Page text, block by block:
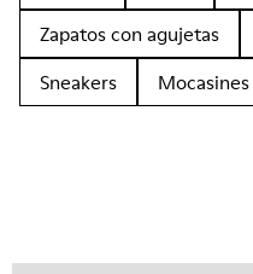
Zapatos con agujetas
Sneakers
Mocasines